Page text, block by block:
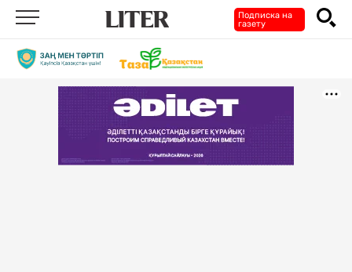
Подписка на
газету